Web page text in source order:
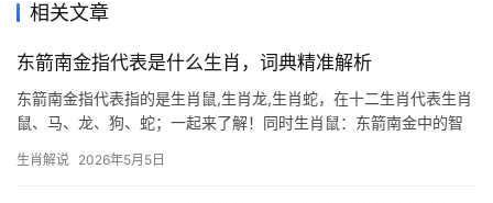
相关文章
东箭南金指代表是什么生肖，词典精准解析
东箭南金指代表指的是生肖鼠,生肖龙,生肖蛇，在十二生肖代表生肖
鼠、马、龙、狗、蛇；一起来了解！同时生肖鼠：东箭南金中的智
文化中，生肖鼠恰如这“箭”与“金”——机敏似箭，灵巧夺金，鼠年出
生肖解说 2026年5月5日